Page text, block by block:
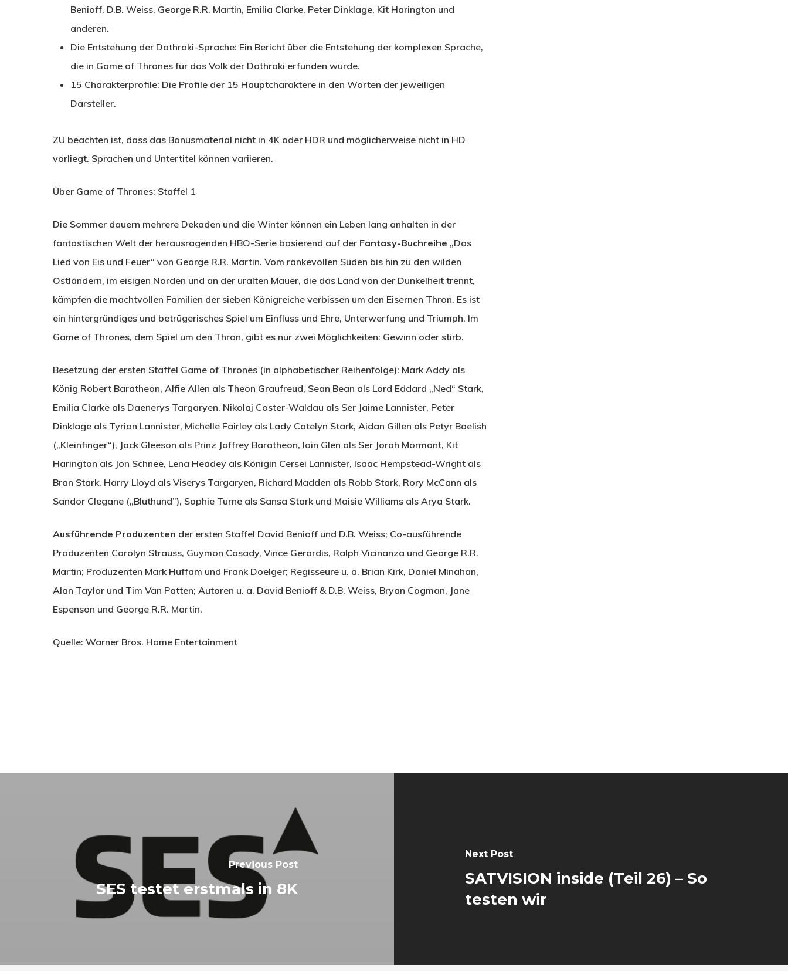
Benioff, D.B. Weiss, George R.R. Martin, Emilia Clarke, Peter Dinklage, Kit Harington und
anderen.
Die Entstehung der Dothraki-Sprache: Ein Bericht über die Entstehung der komplexen Sprache,
die in Game of Thrones für das Volk der Dothraki erfunden wurde.
15 Charakterprofile: Die Profile der 15 Hauptcharaktere in den Worten der jeweiligen
Darsteller.
ZU beachten ist, dass das Bonusmaterial nicht in 4K oder HDR und möglicherweise nicht in HD
vorliegt. Sprachen und Untertitel können variieren.
Über Game of Thrones: Staffel 1
Die Sommer dauern mehrere Dekaden und die Winter können ein Leben lang anhalten in der
fantastischen Welt der herausragenden HBO-Serie basierend auf der Fantasy-Buchreihe „Das
Lied von Eis und Feuer“ von George R.R. Martin. Vom ränkevollen Süden bis hin zu den wilden
Ostländern, im eisigen Norden und an der uralten Mauer, die das Land von der Dunkelheit trennt,
kämpfen die machtvollen Familien der sieben Königreiche verbissen um den Eisernen Thron. Es ist
ein hintergründiges und betrügerisches Spiel um Einfluss und Ehre, Unterwerfung und Triumph. Im
Game of Thrones, dem Spiel um den Thron, gibt es nur zwei Möglichkeiten: Gewinn oder stirb.
Besetzung der ersten Staffel Game of Thrones (in alphabetischer Reihenfolge): Mark Addy als
König Robert Baratheon, Alfie Allen als Theon Graufreud, Sean Bean als Lord Eddard „Ned“ Stark,
Emilia Clarke als Daenerys Targaryen, Nikolaj Coster-Waldau als Ser Jaime Lannister, Peter
Dinklage als Tyrion Lannister, Michelle Fairley als Lady Catelyn Stark, Aidan Gillen als Petyr Baelish
(„Kleinfinger“), Jack Gleeson als Prinz Joffrey Baratheon, Iain Glen als Ser Jorah Mormont, Kit
Harington als Jon Schnee, Lena Headey als Königin Cersei Lannister, Isaac Hempstead-Wright als
Bran Stark, Harry Lloyd als Viserys Targaryen, Richard Madden als Robb Stark, Rory McCann als
Sandor Clegane („Bluthund”), Sophie Turne als Sansa Stark und Maisie Williams als Arya Stark.
Ausführende Produzenten der ersten Staffel David Benioff und D.B. Weiss; Co-ausführende
Produzenten Carolyn Strauss, Guymon Casady, Vince Gerardis, Ralph Vicinanza und George R.R.
Martin; Produzenten Mark Huffam und Frank Doelger; Regisseure u. a. Brian Kirk, Daniel Minahan,
Alan Taylor und Tim Van Patten; Autoren u. a. David Benioff & D.B. Weiss, Bryan Cogman, Jane
Espenson und George R.R. Martin.
Quelle: Warner Bros. Home Entertainment
Previous Post
SES testet erstmals in 8K
Next Post
SATVISION inside (Teil 26) – So
testen wir